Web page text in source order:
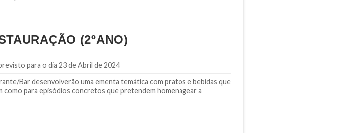
(2ºANO)
para o dia 23 de Abril de 2024
Bar desenvolverão uma ementa temática com pratos e bebidas que
como para episódios concretos que pretendem homenagear a